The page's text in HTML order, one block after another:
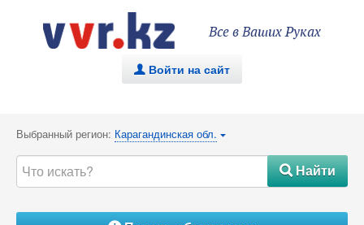
Все в Ваших Руках
. Войти на сайт
Выбранный регион: Карагандинская обл. {
#Найти